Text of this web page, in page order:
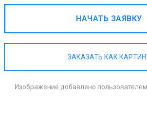
НАЧАТЬ ЗАЯВКУ
ЗАКАЗАТЬ КАК
Изображение добавлено